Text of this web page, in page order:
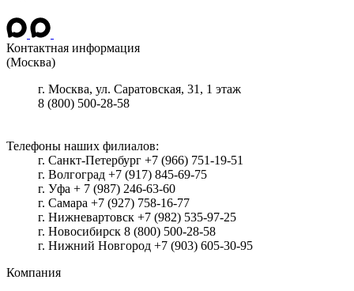
Контактная информация
(Москва)
г. Москва, ул. Саратовская, 31, 1 этаж
8 (800) 500-28-58
Телефоны наших филиалов:
г. Санкт-Петербург +7 (966) 751-19-51
г. Волгоград +7 (917) 845-69-75
г. Уфа + 7 (987) 246-63-60
г. Самара +7 (927) 758-16-77
г. Нижневартовск +7 (982) 535-97-25
г. Новосибирск 8 (800) 500-28-58
г. Нижний Новгород +7 (903) 605-30-95
Компания